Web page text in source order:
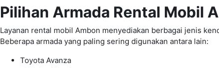
Pilihan Armada Rental Mobil
Layanan rental mobil Ambon menyediakan berbagai jenis
Beberapa armada yang paling sering digunakan antara lain:
Toyota Avanza